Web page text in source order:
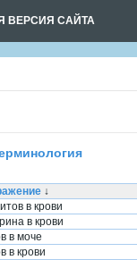
ВЕРСИЯ САЙТА
↓
в крови
в крови
в моче
в крови